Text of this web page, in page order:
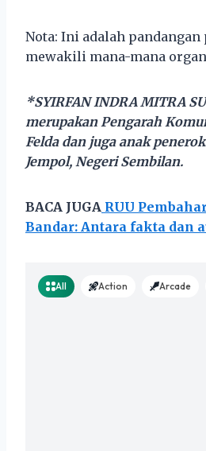
Nota: Ini adalah
mewakili mana-mana
*SYIRFAN INDRA MITRA
merupakan Pengarah
Felda dan juga anak
Jempol, Negeri Sembilan.
BACA JUGA RUU
Bandar: Antara fakta dan